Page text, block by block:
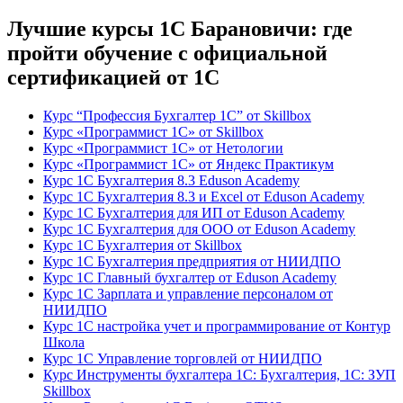
Лучшие курсы 1С Барановичи: где
пройти обучение с официальной
сертификацией от 1С
Курс “Профессия Бухгалтер 1С” от Skillbox
Курс «Программист 1С» от Skillbox
Курс «Программист 1С» от Нетологии
Курс «Программист 1С» от Яндекс Практикум
Курс 1С Бухгалтерия 8.3 Eduson Academy
Курс 1С Бухгалтерия 8.3 и Excel от Eduson Academy
Курс 1С Бухгалтерия для ИП от Eduson Academy
Курс 1С Бухгалтерия для ООО от Eduson Academy
Курс 1С Бухгалтерия от Skillbox
Курс 1С Бухгалтерия предприятия от НИИДПО
Курс 1С Главный бухгалтер от Eduson Academy
Курс 1С Зарплата и управление персоналом от
НИИДПО
Курс 1С настройка учет и программирование от Контур
Школа
Курс 1С Управление торговлей от НИИДПО
Курс Инструменты бухгалтера 1С: Бухгалтерия, 1С: ЗУП
Skillbox